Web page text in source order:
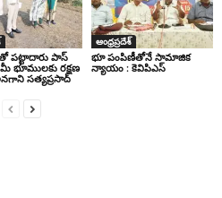
పట్టాదారు పాస్
మీ భూములకు రక్షణ
సత్యప్రసాద్
ఆంధ్రప్రదేశ్
భూ పంపిణీతోనే సామాజిక
న్యాయం : కెవిపిఎస్